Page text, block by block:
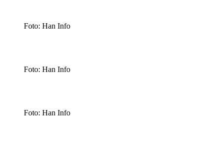
Foto: Han Info
Foto: Han Info
Foto: Han Info